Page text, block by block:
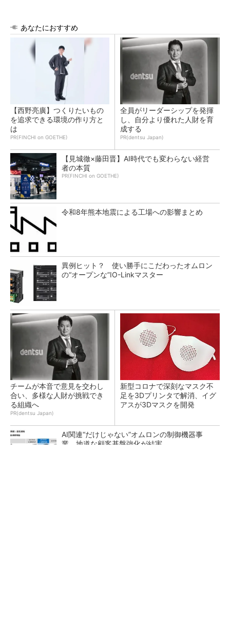
あなたにおすすめ
【西野亮廣】つくりたいもの
を追求できる環境の作り方と
は
PR(FINCHI on GOETHE)
全員がリーダーシップを発揮
し、自分より優れた人財を育
成する
PR(dentsu Japan)
【見城徹×藤田晋】AI時代でも変わらない経営
者の本質
PR(FINCHI on GOETHE)
令和8年熊本地震による工場への影響まとめ
異例ヒット？ 使い勝手にこだわったオムロン
の“オープンな”IO-Linkマスター
チームが本音で意見を交わし
合い、多様な人財が挑戦でき
る組織へ
PR(dentsu Japan)
新型コロナで深刻なマスク不
足を3Dプリンタで解消、イグ
アスが3Dマスクを開発
AI関連“だけじゃない”オムロンの制御機器事
業、地道な顧客基盤強化が結実